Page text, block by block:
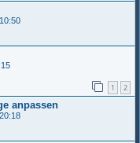
1 2
anpassen